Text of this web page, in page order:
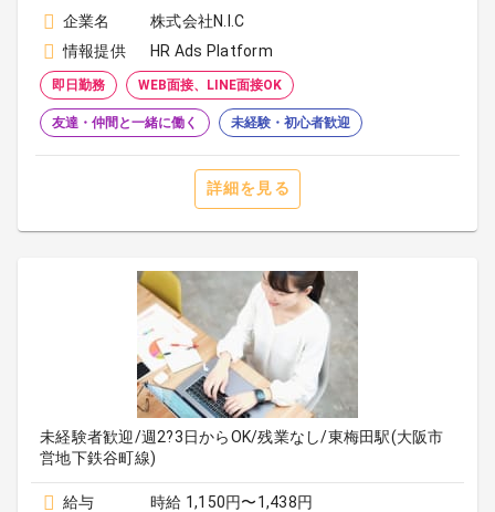
企業名
株式会社N.I.C
情報提供
HR Ads Platform
即日勤務 WEB面接、LINE面接OK
友達・仲間と一緒に働く 未経験・初心者歓迎
詳細を見る
未経験者歓迎/週2?3日からOK/残業なし/東梅田駅(大阪市
営地下鉄谷町線)
給与
時給 1,150円〜1,438円